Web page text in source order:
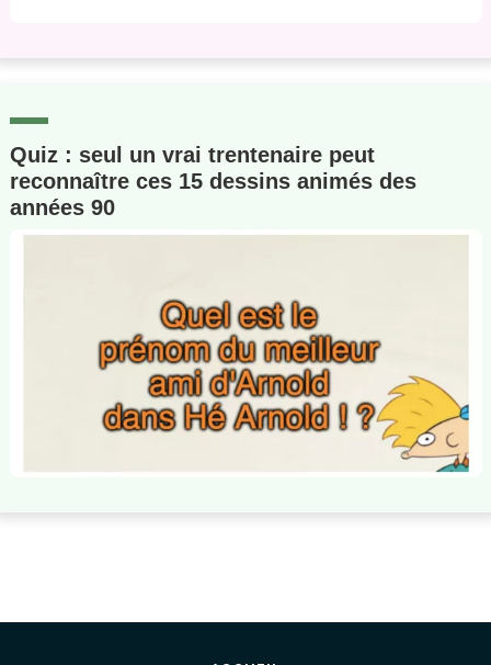
Quiz : seul un vrai trentenaire peut
reconnaître ces 15 dessins animés des
années 90